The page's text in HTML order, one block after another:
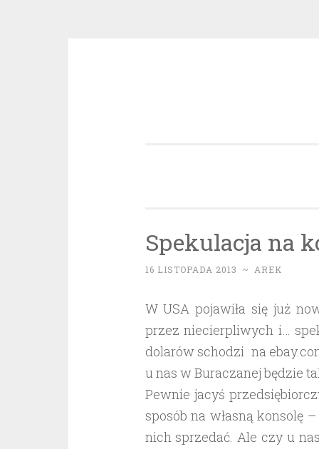
Spekulacja na
16 LISTOPADA 2013 ~ AREK
W USA pojawiła się już
przez niecierpliwych i…
dolarów schodzi na
u nas w Buraczanej będzie
Pewnie jacyś
sposób na własną konsolę
nich sprzedać. Ale czy u